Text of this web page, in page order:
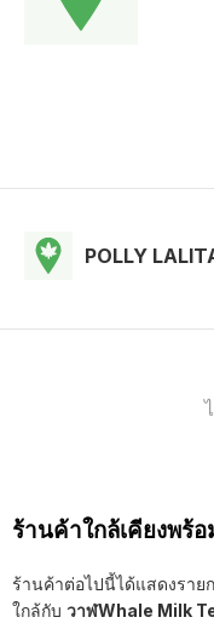
POLLY
ร้านค้าใกล้เคียงพร้
ร้านค้าต่อไปนี้ได้แสดงราย
ใกล้กับ วาฬWhale Milk